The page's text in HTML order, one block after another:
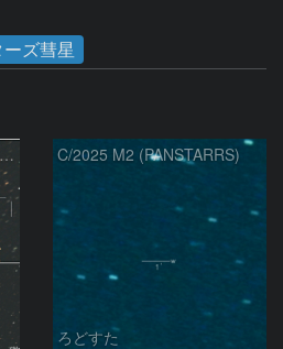
ズ彗星
パンスターズ彗星 ( C/2024R4 )：2026/07/27 C/2025 M2 (PANSTARRS)
ろどすた